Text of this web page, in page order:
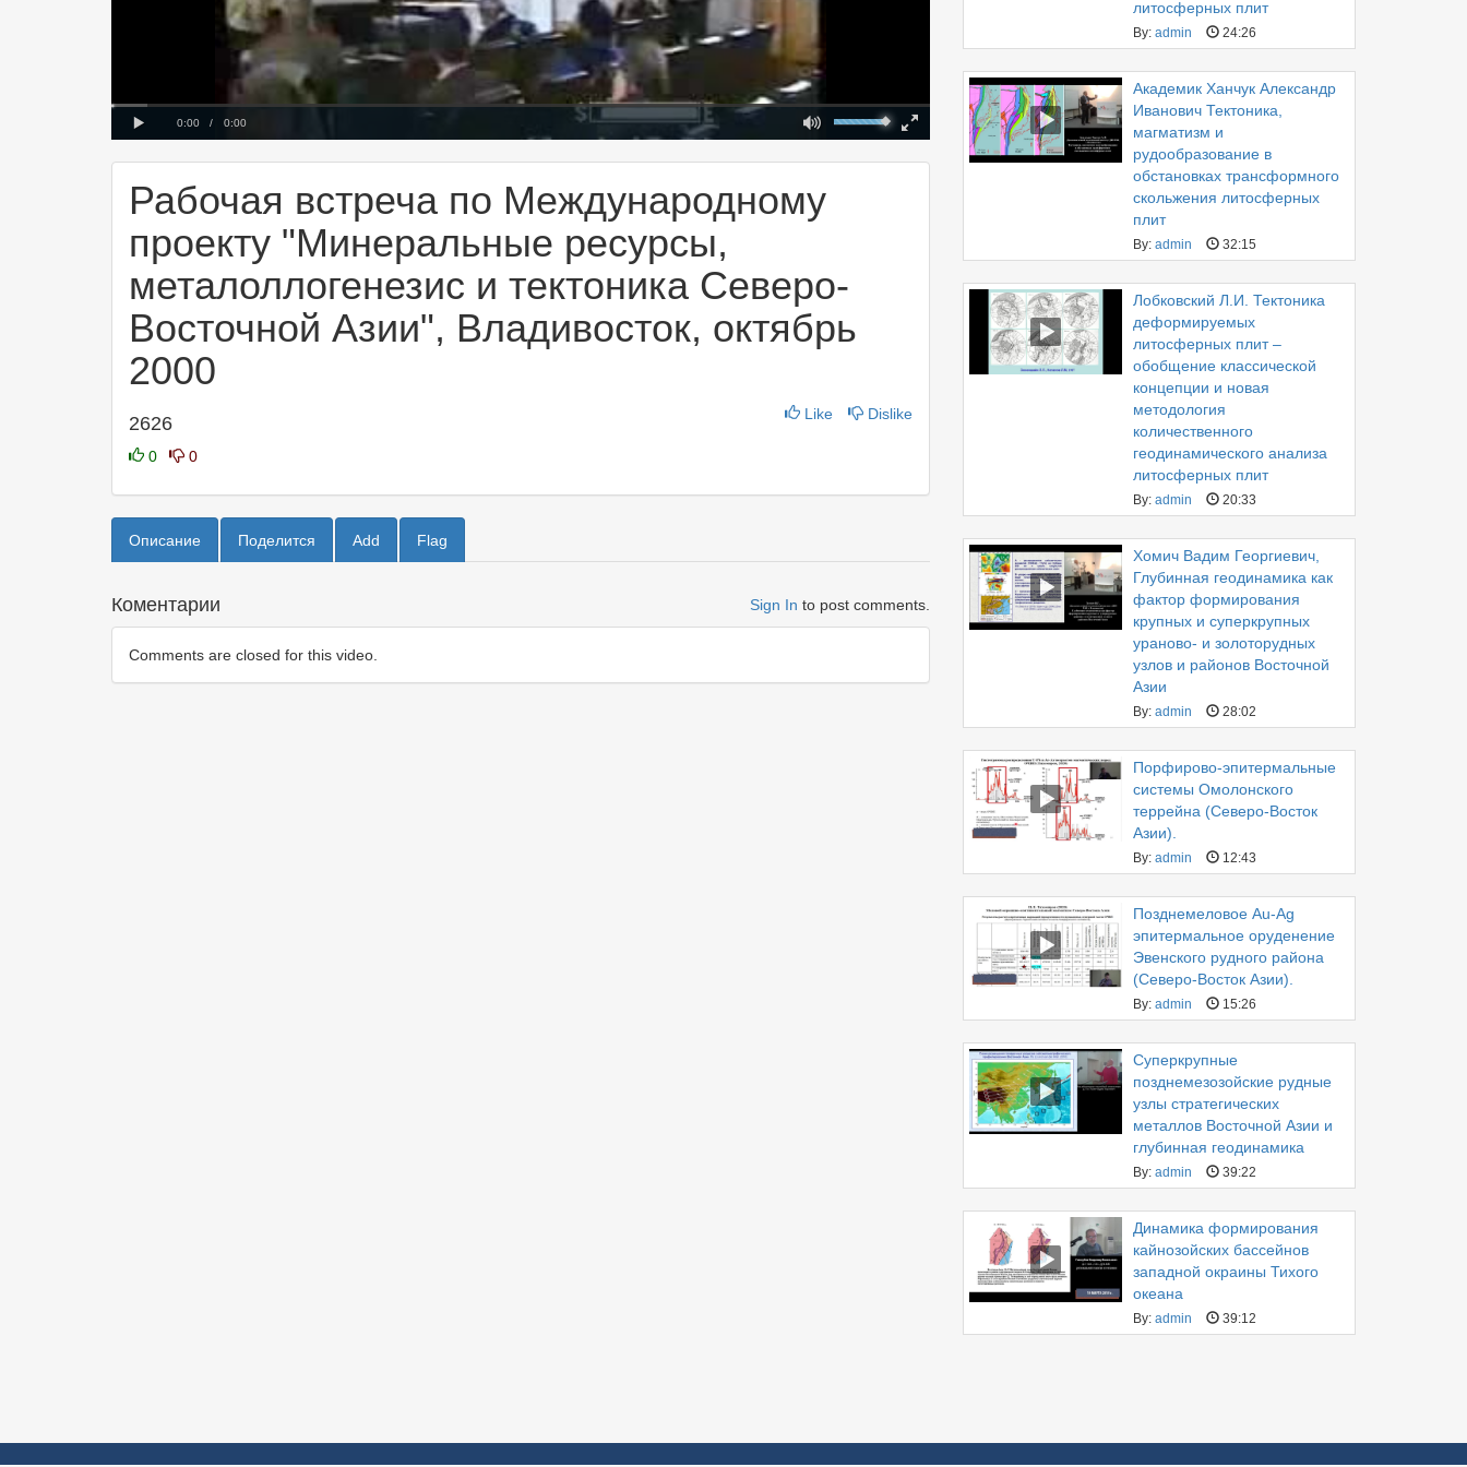
Current
0:00 / Duration
0:00
Loaded: 0%
Progress:
0%
00:00
Fullscreen
00:00
Рабочая встреча по Международному
проекту "Минеральные ресурсы,
металоллогенезис и тектоника Северо-
Восточной Азии", Владивосток, октябрь
2000
2626
0 0
Like Dislike
Описание Поделится Add Flag
Коментарии Sign In to post comments.
Comments are closed for this video.
литосферных плит
By: admin 24:26
Академик Ханчук Александр
Иванович Тектоника,
магматизм и
рудообразование в
обстановках трансформного
скольжения литосферных
плит
By: admin 32:15
Лобковский Л.И. Тектоника
деформируемых
литосферных плит –
обобщение классической
концепции и новая
методология
количественного
геодинамического анализа
литосферных плит
By: admin 20:33
Хомич Вадим Георгиевич,
Глубинная геодинамика как
фактор формирования
крупных и суперкрупных
ураново- и золоторудных
узлов и районов Восточной
Азии
By: admin 28:02
Порфирово-эпитермальные
системы Омолонского
террейна (Северо-Восток
Азии).
By: admin 12:43
Позднемеловое Au-Ag
эпитермальное оруденение
Эвенского рудного района
(Северо-Восток Азии).
By: admin 15:26
Суперкрупные
позднемезозойские рудные
узлы стратегических
металлов Восточной Азии и
глубинная геодинамика
By: admin 39:22
Динамика формирования
кайнозойских бассейнов
западной окраины Тихого
океана
By: admin 39:12